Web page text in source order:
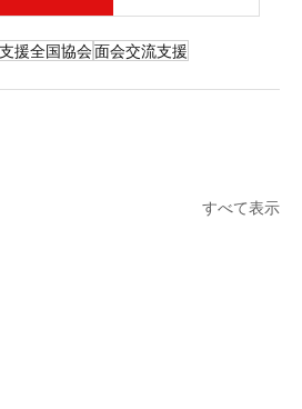
援全国協会面会交流支援
すべて表示